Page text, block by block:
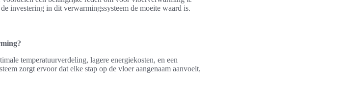
investering in dit verwarmingssysteem de moeite waard is.
temperatuurverdeling, lagere energiekosten, en een
zorgt ervoor dat elke stap op de vloer aangenaam aanvoelt,